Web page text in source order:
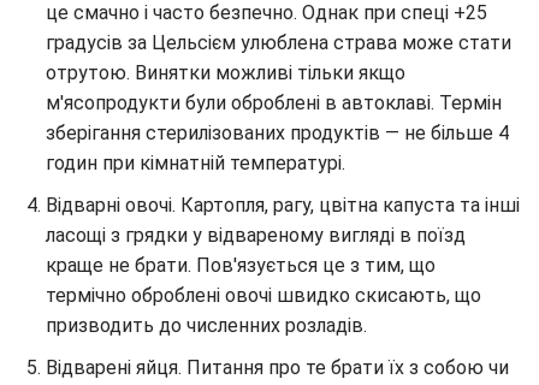
це смачно і часто безпечно. Однак при спеці +25
градусів за Цельсієм улюблена страва може стати
отрутою. Винятки можливі тільки якщо
м'ясопродукти були оброблені в автоклаві. Термін
зберігання стерилізованих продуктів — не більше 4
годин при кімнатній температурі.
Відварні овочі. Картопля, рагу, цвітна капуста та інші
ласощі з грядки у відвареному вигляді в поїзд
краще не брати. Пов'язується це з тим, що
термічно оброблені овочі швидко скисають, що
призводить до численних розладів.
Відварені яйця. Питання про те брати їх з собою чи